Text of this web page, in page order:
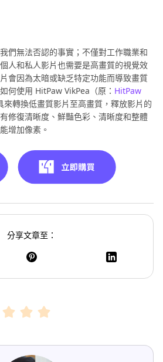
們無法否認的事實；不僅對工作職業和
人和私人影片也需要是高畫質的視覺效
會因為太暗或缺乏特定功能而導致畫質
何使用 HitPaw VikPea（原： HitPaw
來轉換低畫質影片至高畫質，釋放影片的
修復清晰度、鮮豔色彩、清晰度和整體
增加像素。
分享文章至：